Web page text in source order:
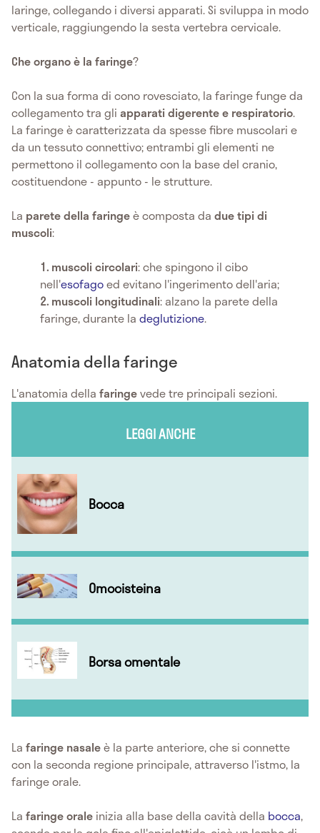
laringe, collegando i diversi apparati. Si sviluppa in modo
verticale, raggiungendo la sesta vertebra cervicale.
Che organo è la faringe?
Con la sua forma di cono rovesciato, la faringe funge da
collegamento tra gli apparati digerente e respiratorio.
La faringe è caratterizzata da spesse fibre muscolari e
da un tessuto connettivo; entrambi gli elementi ne
permettono il collegamento con la base del cranio,
costituendone - appunto - le strutture.
La parete della faringeè composta da due tipi di
muscoli:
muscoli circolari: che spingono il cibo
nell'esofagoed evitano l'ingerimento dell'aria;
muscoli longitudinali: alzano la parete della
faringe, durante la deglutizione.
Anatomia della faringe
L'anatomia della faringevede tre principali sezioni.
LEGGI ANCHE
Bocca
Omocisteina
Borsa omentale
La faringe nasaleè la parte anteriore, che si connette
con la seconda regione principale, attraverso l'istmo, la
faringe orale.
La faringe orale inizia alla base della cavità della bocca,